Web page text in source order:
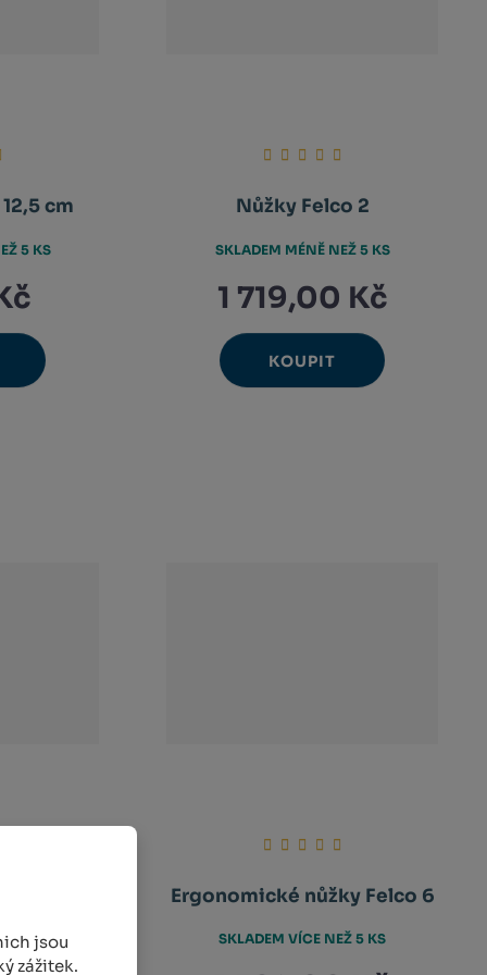
jsou
zážitek.
cm
5 KS
Nůžky Felco 2
1 719,00 Kč
Změnit
Navýšit
množství
Snížit
Ks
KOUPIT
SKLADEM MÉNĚ NEŽ 5 KS
310
5 KS
Ergonomické nůžky Felco 6
SKLADEM VÍCE NEŽ 5 KS